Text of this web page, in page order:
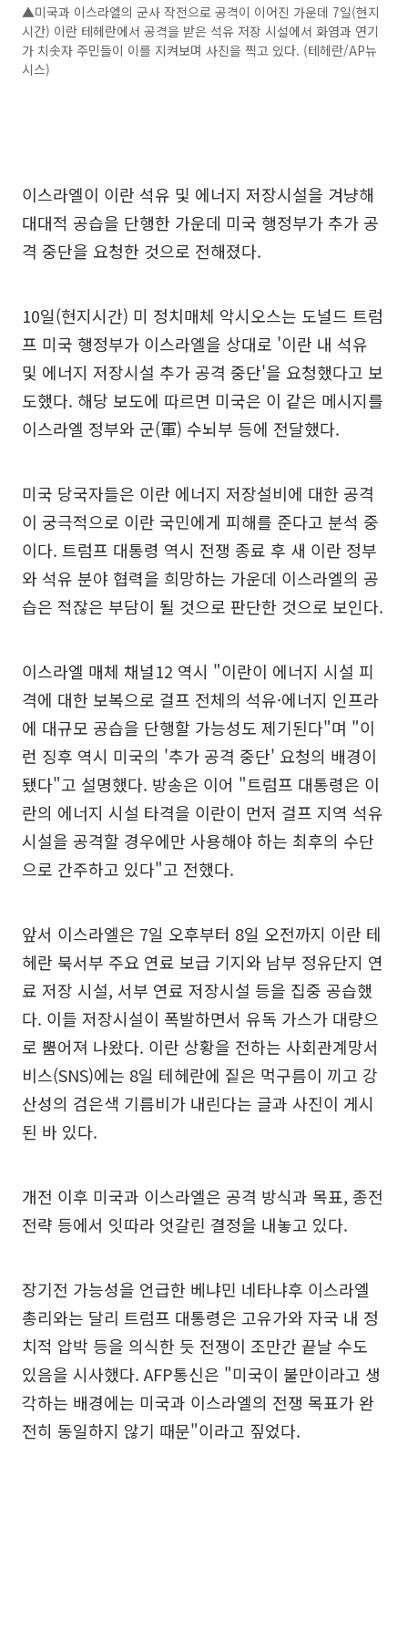
▲미국과 이스라엘의 군사 작전으로 공격이 이어진 가운데 7일(현지
시간) 이란 테헤란에서 공격을 받은 석유 저장 시설에서 화염과 연기
가 치솟자 주민들이 이를 지켜보며 사진을 찍고 있다. (테헤란/AP뉴
시스)
이스라엘이 이란 석유 및 에너지 저장시설을 겨냥해
대대적 공습을 단행한 가운데 미국 행정부가 추가 공
격 중단을 요청한 것으로 전해졌다.
10일(현지시간) 미 정치매체 악시오스는 도널드 트럼
프 미국 행정부가 이스라엘을 상대로 '이란 내 석유
및 에너지 저장시설 추가 공격 중단'을 요청했다고 보
도했다. 해당 보도에 따르면 미국은 이 같은 메시지를
이스라엘 정부와 군(軍) 수뇌부 등에 전달했다.
미국 당국자들은 이란 에너지 저장설비에 대한 공격
이 궁극적으로 이란 국민에게 피해를 준다고 분석 중
이다. 트럼프 대통령 역시 전쟁 종료 후 새 이란 정부
와 석유 분야 협력을 희망하는 가운데 이스라엘의 공
습은 적잖은 부담이 될 것으로 판단한 것으로 보인다.
이스라엘 매체 채널12 역시 "이란이 에너지 시설 피
격에 대한 보복으로 걸프 전체의 석유·에너지 인프라
에 대규모 공습을 단행할 가능성도 제기된다"며 "이
런 징후 역시 미국의 '추가 공격 중단' 요청의 배경이
됐다"고 설명했다. 방송은 이어 "트럼프 대통령은 이
란의 에너지 시설 타격을 이란이 먼저 걸프 지역 석유
시설을 공격할 경우에만 사용해야 하는 최후의 수단
으로 간주하고 있다"고 전했다.
앞서 이스라엘은 7일 오후부터 8일 오전까지 이란 테
헤란 북서부 주요 연료 보급 기지와 남부 정유단지 연
료 저장 시설, 서부 연료 저장시설 등을 집중 공습했
다. 이들 저장시설이 폭발하면서 유독 가스가 대량으
로 뿜어져 나왔다. 이란 상황을 전하는 사회관계망서
비스(SNS)에는 8일 테헤란에 짙은 먹구름이 끼고 강
산성의 검은색 기름비가 내린다는 글과 사진이 게시
된 바 있다.
개전 이후 미국과 이스라엘은 공격 방식과 목표, 종전
전략 등에서 잇따라 엇갈린 결정을 내놓고 있다.
장기전 가능성을 언급한 베냐민 네타냐후 이스라엘
총리와는 달리 트럼프 대통령은 고유가와 자국 내 정
치적 압박 등을 의식한 듯 전쟁이 조만간 끝날 수도
있음을 시사했다. AFP통신은 "미국이 불만이라고 생
각하는 배경에는 미국과 이스라엘의 전쟁 목표가 완
전히 동일하지 않기 때문"이라고 짚었다.